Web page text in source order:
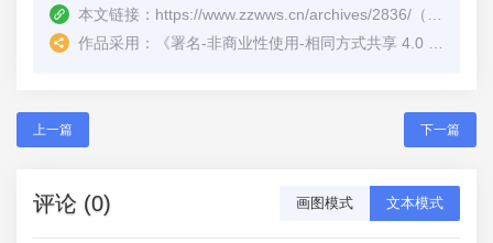
本文链接： https://www.zzwws.cn/archives/2836/ （转载时请注明本文出处及文章链接）
作品采用：
《署名-非商业性使用-相同方式共享 4.0 国际 (CC BY-NC-SA 4.0)
上一篇 下一篇
评论 (0) 画图模式 文本模式